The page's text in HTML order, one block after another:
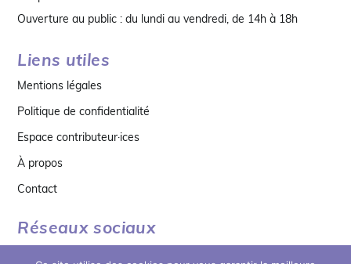
Ouverture au public : du lundi au vendredi, de 14h à 18h
Liens utiles
Mentions légales
Politique de confidentialité
Espace contributeur·ices
À propos
Contact
Réseaux sociaux